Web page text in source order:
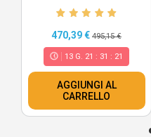
470,39 € 495,15 €
13 G. 21 : 31 : 21
AGGIUNGI AL
CARRELLO